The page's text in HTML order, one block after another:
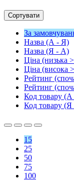
Сортувати
За
Назва (А - Я)
Назва (Я - А)
Ціна (низька
Ціна (висока
Рейтинг
Рейтинг
Код товару
Код товару
15
25
50
75
100